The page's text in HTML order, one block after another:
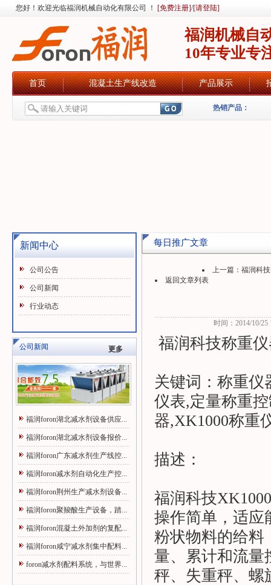
您好！欢迎光临福润机械自动化有限公司 ！ [免费注册]/[请登陆]
福润机械自
10年专业专
首页 混凝土生产线改造 产品展示
热销产品：
新闻中心
公司公告
公司新闻
行业动态
公司新闻 更多
福润foron湖北减水剂设备供应...
福润foron湖北减水剂设备报价...
福润foron广东减水剂生产线控...
福润foron减水剂自动化生产控...
福润foron荆州生产减水剂设备...
福润foron聚羧酸生产设备，踏...
福润foron混凝土外加剂的复配...
福润foron咸宁减水剂集中配料...
foron减水剂配料系统，与世界...
每日推广文章
上一篇： 福润科
返回文章列表
时间：2014/10/25
福润科技称重
关键词：称重仪
仪表,定量称重
器,XK1000称重
描述：
福润科技
操作简单，适应
粉状物料的给料
量、累计和流量
秤、失重秤、螺